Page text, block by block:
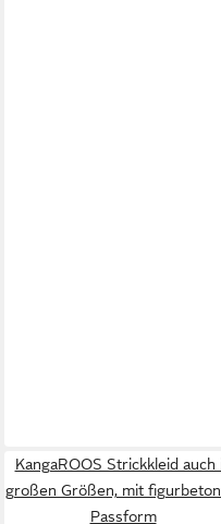
KangaROOS Strickkleid auch
großen Größen, mit
Passform